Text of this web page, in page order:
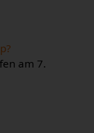
am 7.